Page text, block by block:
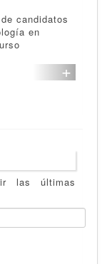
candidatos
en
+
las últimas